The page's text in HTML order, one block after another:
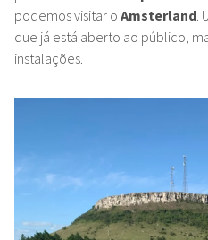
podemos visitar o Amsterland
que já está aberto ao público,
instalações.